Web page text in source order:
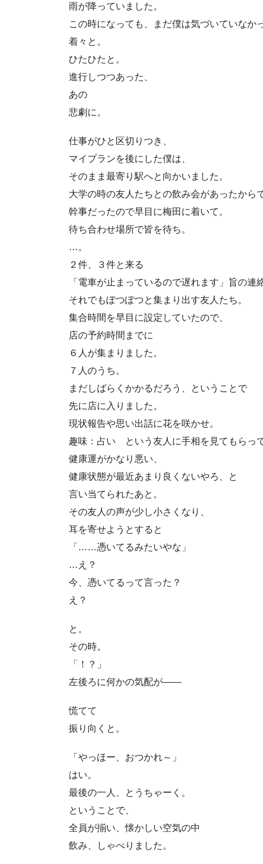
雨が降っていました。
この時になっても、まだ僕は気づいていなか
着々と。
ひたひたと。
進行しつつあった、
あの
悲劇に。
仕事がひと区切りつき、
マイプランを後にした僕は、
そのまま最寄り駅へと向かいました。
大学の時の友人たちとの飲み会があったから
幹事だったので早目に梅田に着いて。
待ち合わせ場所で皆を待ち。
…。
２件、３件と来る
「電車が止まっているので遅れます」旨の連
それでもぽつぽつと集まり出す友人たち。
集合時間を早目に設定していたので、
店の予約時間までに
６人が集まりました。
７人のうち。
まだしばらくかかるだろう、ということで
先に店に入りました。
現状報告や思い出話に花を咲かせ。
趣味：占い という友人に手相を見てもらっ
健康運がかなり悪い、
健康状態が最近あまり良くないやろ、と
言い当てられたあと。
その友人の声が少し小さくなり、
耳を寄せようとすると
「……憑いてるみたいやな」
…え？
今、憑いてるって言った？
え？
と。
その時。
「！？」
左後ろに何かの気配が――
慌てて
振り向くと。
「やっほー、おつかれ～」
はい。
最後の一人、とうちゃーく。
ということで、
全員が揃い、懐かしい空気の中
飲み、しゃべりました。